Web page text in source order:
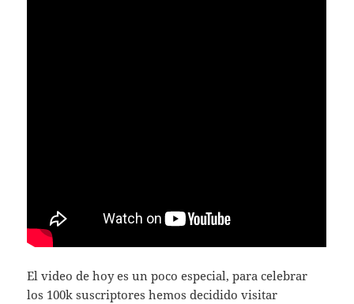
El video de hoy es un poco especial, para celebrar
los 100k suscriptores hemos decidido visitar